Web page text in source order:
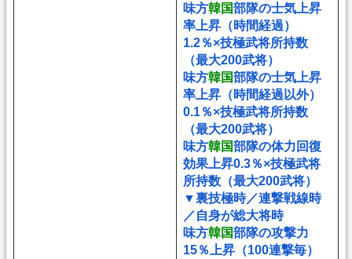
味方韓国部隊の士気上昇
率上昇（時間経過）
1.2％×技極武将所持数
（最大200武将）
味方韓国部隊の士気上昇
率上昇（時間経過以外）
0.1％×技極武将所持数
（最大200武将）
味方韓国部隊の体力回復
効果上昇0.3％×技極武将
所持数（最大200武将）
▼裏技極時／連撃戦線時
／自身が総大将時
味方韓国部隊の攻撃力
15％上昇（100連撃毎）